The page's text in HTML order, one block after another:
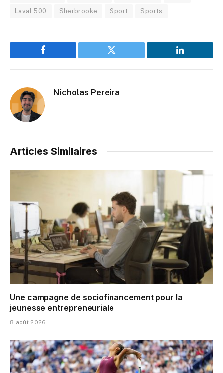
Laval 500 Sherbrooke Sport Sports
Facebook Twitter LinkedIn
Nicholas Pereira
Articles Similaires
Une campagne de sociofinancement pour la
jeunesse entrepreneuriale
8 août 2026